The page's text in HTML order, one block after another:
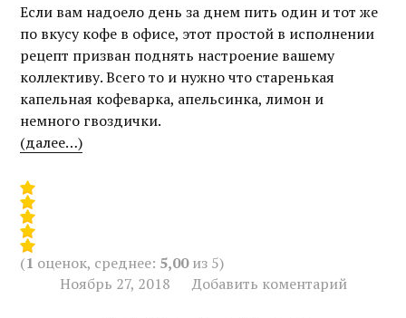
Если вам надоело день за днем пить один и тот же
по вкусу кофе в офисе, этот простой в исполнении
рецепт призван поднять настроение вашему
коллективу. Всего то и нужно что старенькая
капельная кофеварка, апельсинка, лимон и
немного гвоздички.
(далее…)
(1 оценок, среднее: 5,00из 5)
Ноябрь 27, 2018
Добавить коментарий